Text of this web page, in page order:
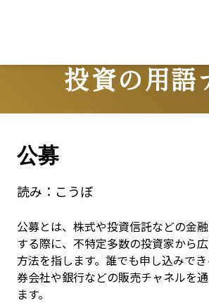
投資の用語
公募
読み： こうぼ
公募とは、株式や投資信託などの金
する際に、不特定多数の投資家から
方法を指します。誰でも申し込みで
券会社や銀行などの販売チャネルを
ます。